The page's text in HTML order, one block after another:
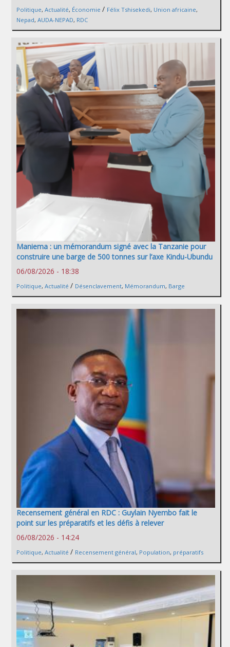
Politique, Actualité, Économie / Félix Tshisekedi, Union africaine,
Nepad, AUDA-NEPAD, RDC
Maniema : un mémorandum signé avec la Tanzanie pour
construire une barge de 500 tonnes sur l’axe Kindu-Ubundu
06/08/2026 - 18:38
Politique, Actualité / Désenclavement, Mémorandum, Barge
Recensement général en RDC : Guylain Nyembo fait le
point sur les préparatifs et les défis à relever
06/08/2026 - 14:24
Politique, Actualité / Recensement général, Population, préparatifs